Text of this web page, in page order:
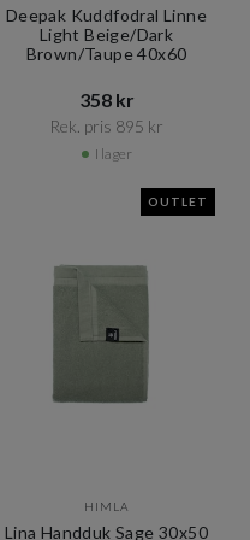
Deepak Kuddfodral Linne
Light Beige/Dark
Brown/Taupe 40x60
358 kr​​
Rek. pris 895 kr​​
I lager
OUTLET
HIMLA
Lina Handduk Sage 30x50